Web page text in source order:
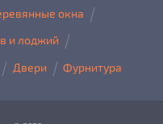
окна
и лоджий
Двери Фурнитура